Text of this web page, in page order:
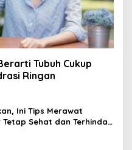
Tubuh Cukup
Ringan
Ini Tips Merawat
Sehat dan Terhindar